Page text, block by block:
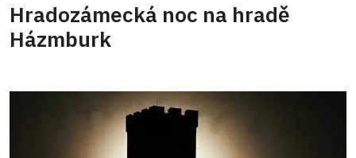
Hradozámecká noc na hradě
Házmburk